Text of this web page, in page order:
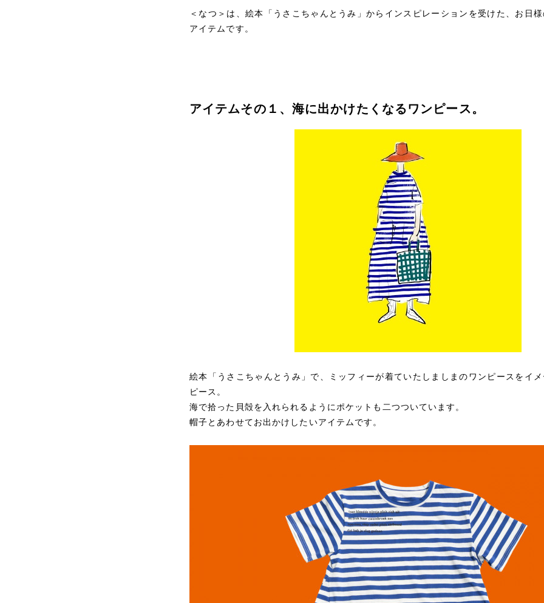
＜なつ＞は、絵本「うさこちゃんとうみ」からインスピレーションを受けた、お日
アイテムです。
アイテムその１、海に出かけたくなるワンピース。
絵本「うさこちゃんとうみ」で、ミッフィーが着ていたしましまのワンピースをイ
ピース。
海で拾った貝殻を入れられるようにポケットも二つついています。
帽子とあわせてお出かけしたいアイテムです。